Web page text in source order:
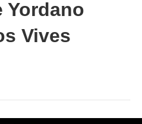
Yordano
Vives